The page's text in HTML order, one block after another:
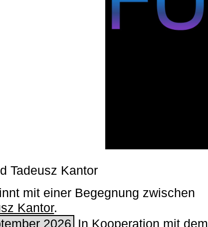
Tadeusz Kantor
mit einer Begegnung zwischen
Kantor.
2026 In Kooperation mit dem